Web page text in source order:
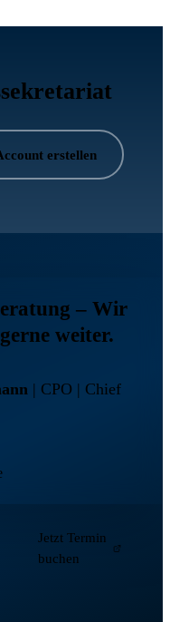
erstellen
– Wir
weiter.
| CPO | Chief
Jetzt Termin
buchen